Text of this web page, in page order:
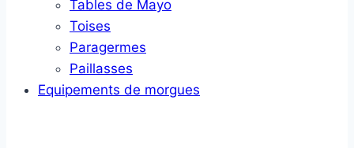
Tables de Mayo
Toises
Paragermes
Paillasses
Equipements de morgues